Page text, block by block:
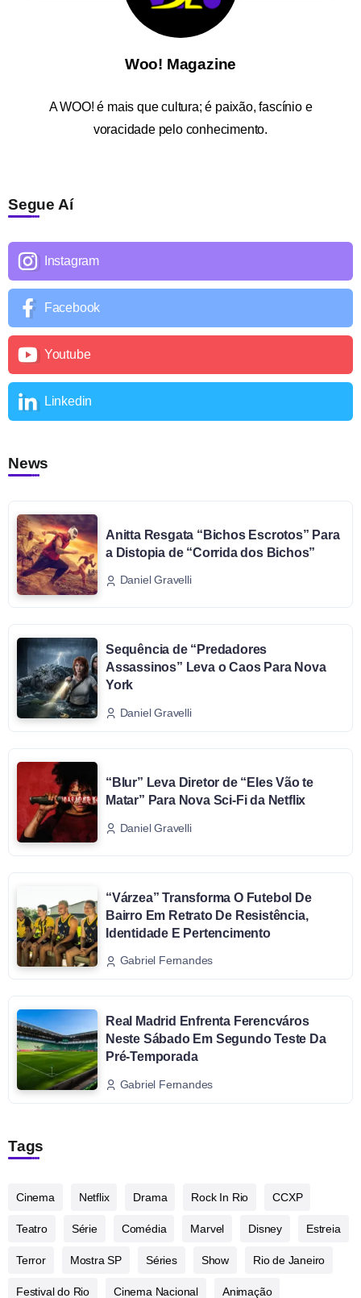
Woo! Magazine
AWOO! é mais que cultura; é paixão, fascínio e
voracidade pelo conhecimento.
Segue Aí
Instagram
Facebook
Youtube
Linkedin
News
Anitta Resgata “Bichos Escrotos” Para
a Distopia de “Corrida dos Bichos”
Daniel Gravelli
Sequência de “Predadores
Assassinos” Leva o Caos Para Nova
York
Daniel Gravelli
“Blur” Leva Diretor de “Eles Vão te
Matar” Para Nova Sci-Fi da Netflix
Daniel Gravelli
“Várzea” Transforma O Futebol De
Bairro Em Retrato De Resistência,
Identidade E Pertencimento
Gabriel Fernandes
Real Madrid Enfrenta Ferencváros
Neste Sábado Em Segundo Teste Da
Pré-Temporada
Gabriel Fernandes
Tags
Cinema Netflix Drama Rock In Rio CCXP
Teatro Série Comédia Marvel Disney Estreia
Terror Mostra SP Séries Show Rio de Janeiro
Festival do Rio Cinema Nacional Animação